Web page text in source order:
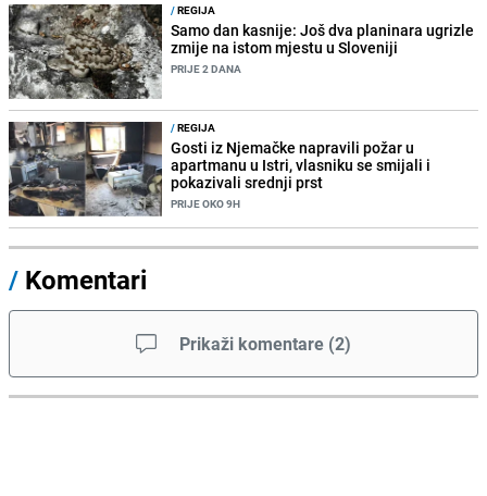
/REGIJA
Samo dan kasnije: Još dva planinara ugrizle
zmije na istom mjestu u Sloveniji
PRIJE 2 DANA
/REGIJA
Gosti iz Njemačke napravili požar u
apartmanu u Istri, vlasniku se smijali i
pokazivali srednji prst
PRIJE OKO 9H
/ Komentari
Prikaži komentare (2)